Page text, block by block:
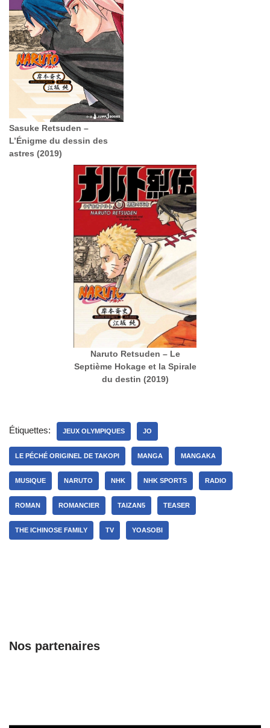
Sasuke Retsuden –
L’Énigme du dessin des
astres (2019)
Naruto Retsuden – Le
Septième Hokage et la Spirale
du destin (2019)
Étiquettes: JEUX OLYMPIQUES JO
LE PÉCHÉ ORIGINEL DE TAKOPI MANGA MANGAKA
MUSIQUE NARUTO NHK NHK SPORTS RADIO
ROMAN ROMANCIER TAIZAN5 TEASER
THE ICHINOSE FAMILY TV YOASOBI
Nos partenaires